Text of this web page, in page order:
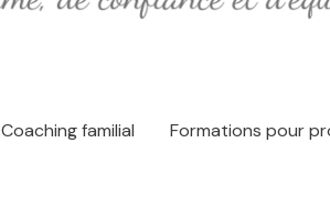
Coaching familial Formations pour